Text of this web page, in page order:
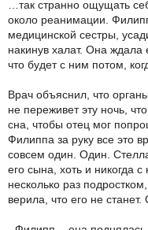
…так странно ощущать
около реанимации.
медицинской сестры,
накинув халат. Она ждала
что будет с ним потом,
Врач объяснил, что
не переживет эту ночь,
сна, чтобы отец мог
Филиппа за руку все это
совсем один. Один.
его сына, хоть и никогда
несколько раз
верила, что его не